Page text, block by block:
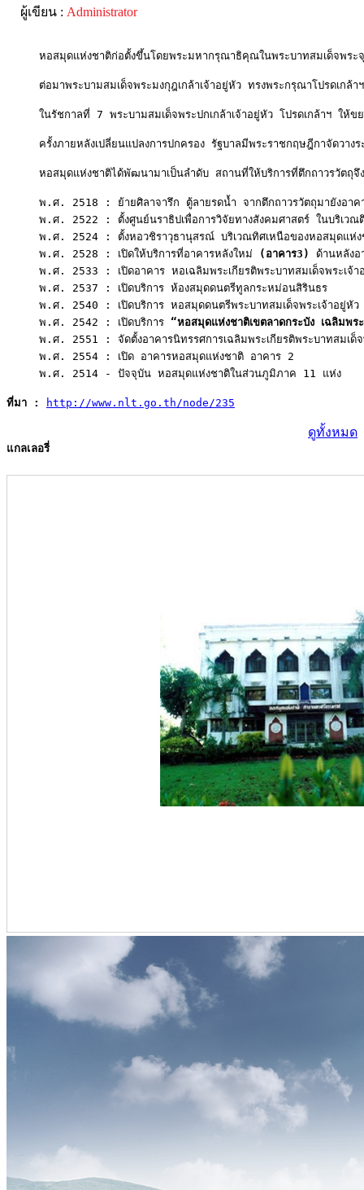
ผู้เขียน : Administrator
หอสมุดแห่งชาติก่อตั้งขึ้นโดยพระมหากรุณาธิคุณในพระบาทสมเด็จพร
ต่อมาพระบามสมเด็จพระมงกุฎเกล้าเจ้าอยู่หัว ทรงพระกรุณาโปรดเก
ในรัชกาลที่ 7 พระบามสมเด็จพระปกเกล้าเจ้าอยู่หัว โปรดเกล้าฯ
ครั้งภายหลังเปลี่ยนแปลงการปกครอง รัฐบาลมีพระราชกฤษฎีกาจัดว
หอสมุดแห่งชาติได้พัฒนามาเป็นลำดับ สถานที่ให้บริการที่ตึกถาวรวัตถุจึ
พ.ศ. 2518 : ย้ายศิลาจารึก ตู้ลายรดน้ำ จากตึกถาวรวัตถุมายังอา
พ.ศ. 2522 : ตั้งศูนย์นราธิปเพื่อการวิจัยทางสังคมศาสตร์ ในบริเว
พ.ศ. 2524 : ตั้งหอวชิราวุธานุสรณ์ บริเวณทิศเหนือของหอสมุดแห่ง
     พ.ศ. 2528 : เปิดให้บริการที่อาคารหลังใหม่
(อาคาร3)
ด้านหลัง
พ.ศ. 2533 : เปิดอาคาร หอเฉลิมพระเกียรติพระบาทสมเด็จพระเจ้
     พ.ศ. 2537 : เปิดบริการ ห้องสมุดดนตรีทูลกระหม่อนสิรินธร
พ.ศ. 2540 : เปิดบริการ หอสมุดดนตรีพระบาทสมเด็จพระเจ้าอยู่หัว
     พ.ศ. 2542 : เปิดบริการ
“หอสมุดแห่งชาติเขตลาดกระบัง เฉลิมพร
พ.ศ. 2551 : จัดตั้งอาคารนิทรรศการเฉลิมพระเกียรติพระบาทสมเ
     พ.ศ. 2554 : เปิด อาคารหอสมุดแห่งชาติ อาคาร 2
     พ.ศ. 2514 - ปัจจุบัน หอสมุดแห่งชาติในส่วนภูมิภาค 11 แห่ง
ที่มา : http://www.nlt.go.th/node/235
แกลเลอรี่
ดูทั้งหมด